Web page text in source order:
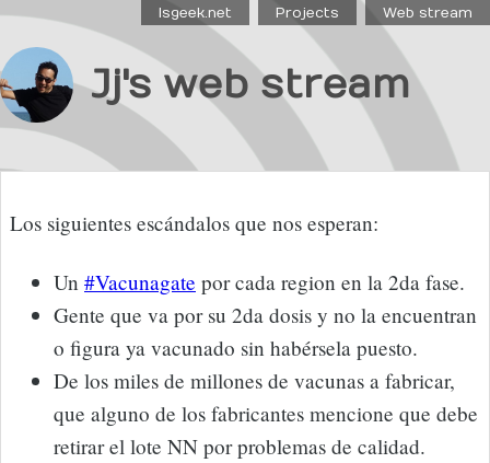
Isgeek.net Projects Web stream
Jj's web stream
Los siguientes escándalos que nos esperan:
Un #Vacunagate por cada region en la 2da fase.
Gente que va por su 2da dosis y no la encuentran
o figura ya vacunado sin habérsela puesto.
De los miles de millones de vacunas a fabricar,
que alguno de los fabricantes mencione que debe
retirar el lote NN por problemas de calidad.